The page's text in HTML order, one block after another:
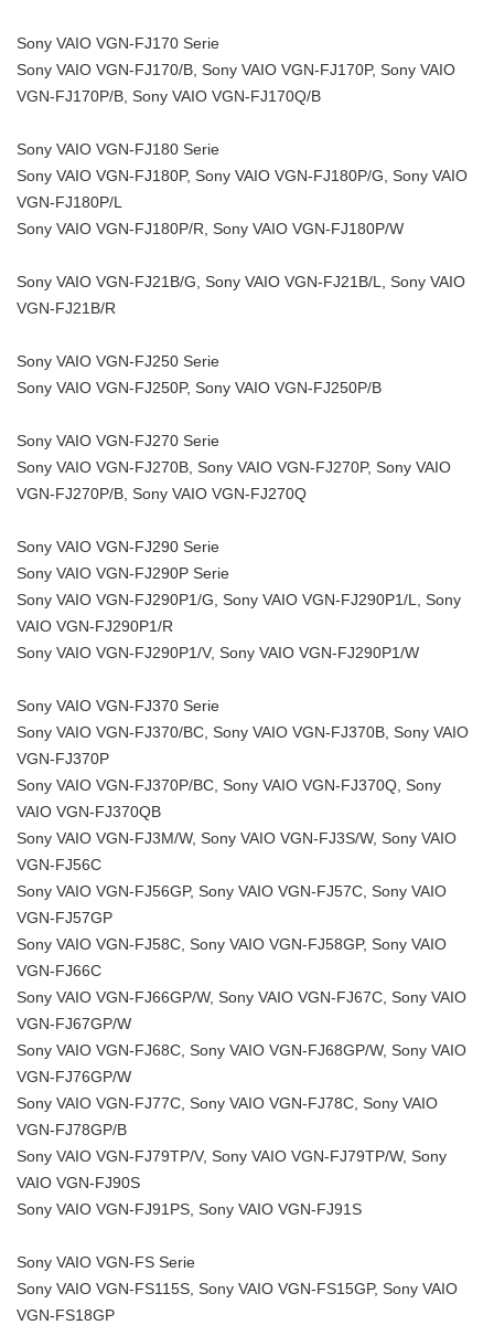
Sony VAIO VGN-FJ170 Serie
Sony VAIO VGN-FJ170/B, Sony VAIO VGN-FJ170P, Sony VAIO
VGN-FJ170P/B, Sony VAIO VGN-FJ170Q/B
Sony VAIO VGN-FJ180 Serie
Sony VAIO VGN-FJ180P, Sony VAIO VGN-FJ180P/G, Sony VAIO
VGN-FJ180P/L
Sony VAIO VGN-FJ180P/R, Sony VAIO VGN-FJ180P/W
Sony VAIO VGN-FJ21B/G, Sony VAIO VGN-FJ21B/L, Sony VAIO
VGN-FJ21B/R
Sony VAIO VGN-FJ250 Serie
Sony VAIO VGN-FJ250P, Sony VAIO VGN-FJ250P/B
Sony VAIO VGN-FJ270 Serie
Sony VAIO VGN-FJ270B, Sony VAIO VGN-FJ270P, Sony VAIO
VGN-FJ270P/B, Sony VAIO VGN-FJ270Q
Sony VAIO VGN-FJ290 Serie
Sony VAIO VGN-FJ290P Serie
Sony VAIO VGN-FJ290P1/G, Sony VAIO VGN-FJ290P1/L, Sony
VAIO VGN-FJ290P1/R
Sony VAIO VGN-FJ290P1/V, Sony VAIO VGN-FJ290P1/W
Sony VAIO VGN-FJ370 Serie
Sony VAIO VGN-FJ370/BC, Sony VAIO VGN-FJ370B, Sony VAIO
VGN-FJ370P
Sony VAIO VGN-FJ370P/BC, Sony VAIO VGN-FJ370Q, Sony
VAIO VGN-FJ370QB
Sony VAIO VGN-FJ3M/W, Sony VAIO VGN-FJ3S/W, Sony VAIO
VGN-FJ56C
Sony VAIO VGN-FJ56GP, Sony VAIO VGN-FJ57C, Sony VAIO
VGN-FJ57GP
Sony VAIO VGN-FJ58C, Sony VAIO VGN-FJ58GP, Sony VAIO
VGN-FJ66C
Sony VAIO VGN-FJ66GP/W, Sony VAIO VGN-FJ67C, Sony VAIO
VGN-FJ67GP/W
Sony VAIO VGN-FJ68C, Sony VAIO VGN-FJ68GP/W, Sony VAIO
VGN-FJ76GP/W
Sony VAIO VGN-FJ77C, Sony VAIO VGN-FJ78C, Sony VAIO
VGN-FJ78GP/B
Sony VAIO VGN-FJ79TP/V, Sony VAIO VGN-FJ79TP/W, Sony
VAIO VGN-FJ90S
Sony VAIO VGN-FJ91PS, Sony VAIO VGN-FJ91S
Sony VAIO VGN-FS Serie
Sony VAIO VGN-FS115S, Sony VAIO VGN-FS15GP, Sony VAIO
VGN-FS18GP